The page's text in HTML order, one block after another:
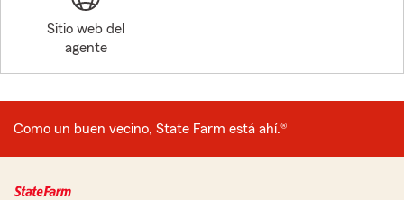
Sitio web del
agente
Como un buen vecino, State Farm está ahí.®